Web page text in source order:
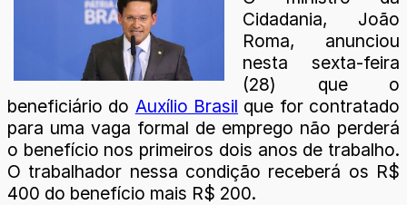
Cidadania, João
Roma, anunciou
nesta sexta-feira
(28) que o
beneficiário do Auxílio Brasil que for contratado
para uma vaga formal de emprego não perderá
o benefício nos primeiros dois anos de trabalho.
O trabalhador nessa condição receberá os R$
400 do benefício mais R$ 200.